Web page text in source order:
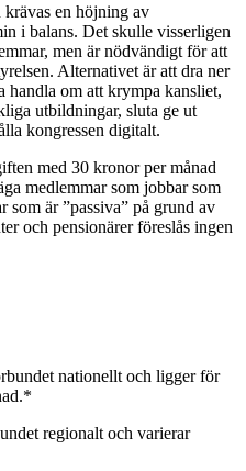
krävas en höjning av
i balans. Det skulle visserligen
men är nödvändigt för att
Alternativet är att dra ner
handla om att krympa kansliet,
utbildningar, sluta ge ut
kongressen digitalt.
med 30 kronor per månad
medlemmar som jobbar som
som är ”passiva” på grund av
och pensionärer föreslås ingen
nationellt och ligger för
regionalt och varierar